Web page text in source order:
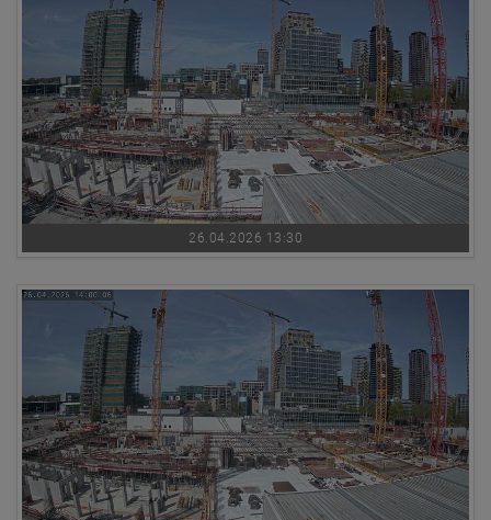
26.04.2026 13:30